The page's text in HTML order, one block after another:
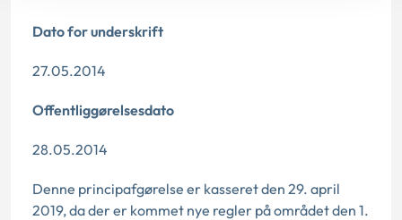
Dato for underskrift
27.05.2014
Offentliggørelsesdato
28.05.2014
Denne principafgørelse er kasseret den 29. april
2019, da der er kommet nye regler på området den 1.